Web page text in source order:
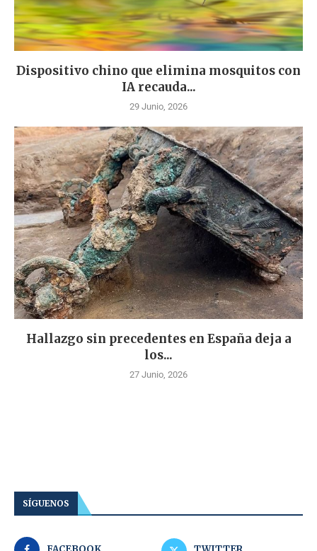
Dispositivo chino que elimina mosquitos con
IA recauda...
29 Junio, 2026
Hallazgo sin precedentes en España deja a
los...
27 Junio, 2026
SÍGUENOS